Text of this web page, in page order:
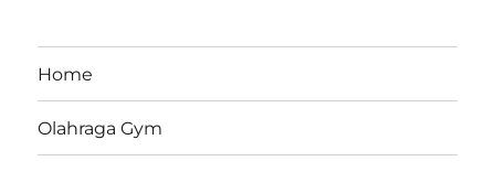
Home
Olahraga Gym